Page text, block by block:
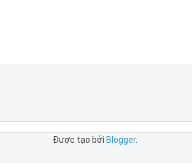
Được tạo bởi Blogger.